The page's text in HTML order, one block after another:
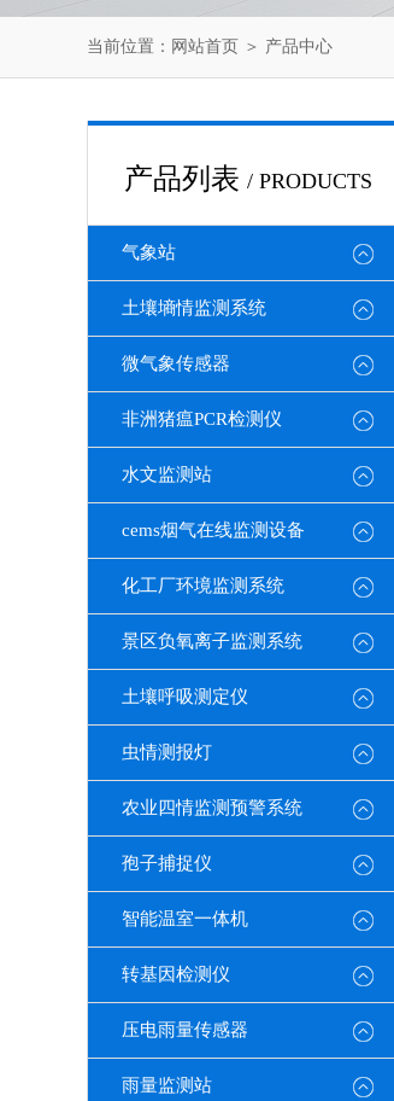
当前位置： 网站首页 ＞ 产品中心
产品列表 / PRODUCTS
气象站
土壤墒情监测系统
微气象传感器
非洲猪瘟PCR检测仪
水文监测站
cems烟气在线监测设备
化工厂环境监测系统
景区负氧离子监测系统
土壤呼吸测定仪
虫情测报灯
农业四情监测预警系统
孢子捕捉仪
智能温室一体机
转基因检测仪
压电雨量传感器
雨量监测站